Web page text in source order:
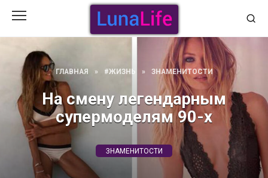
содержанию
ГЛАВНАЯ » #ЖИЗНЬ » ЗНАМЕНИТОСТИ
На смену легендарным
супермоделям 90-х
ЗНАМЕНИТОСТИ